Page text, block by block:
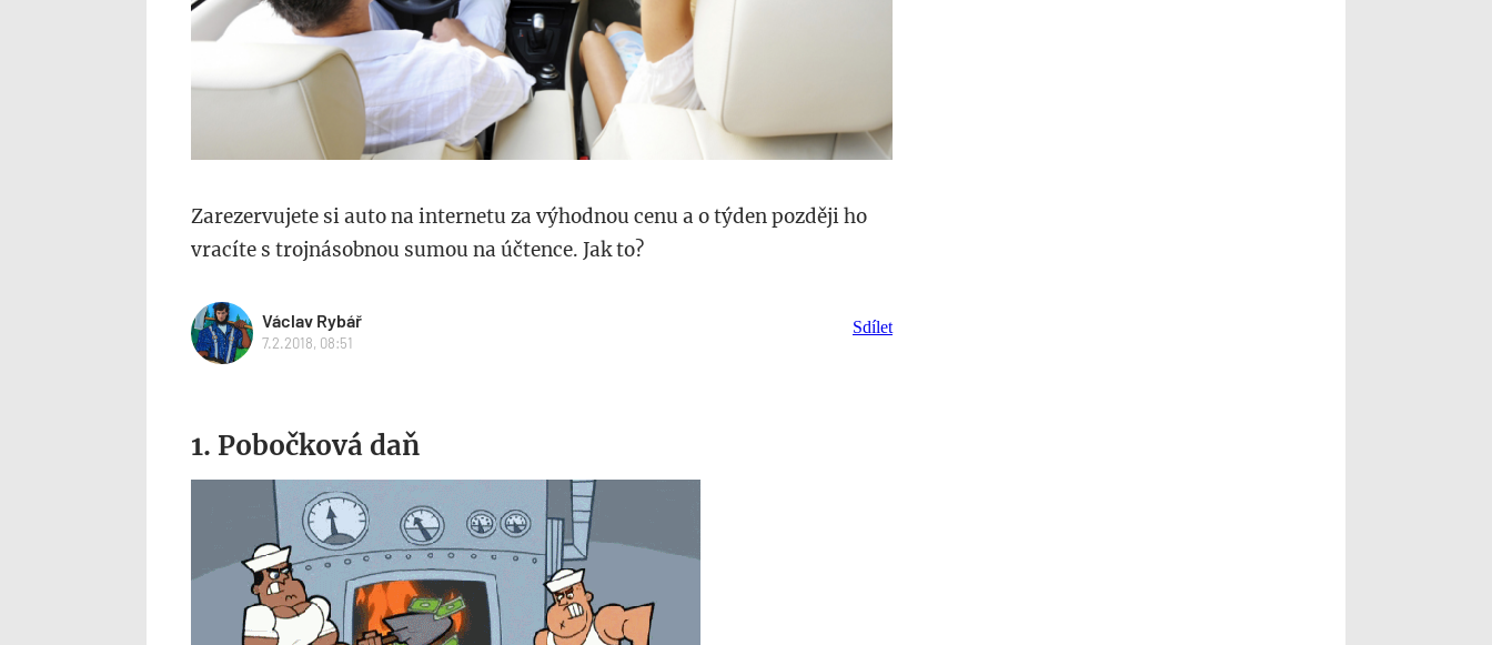
Zarezervujete si auto na internetu za výhodnou cenu a o týden později ho
vracíte s trojnásobnou sumou na účtence. Jak to?
Václav Rybář
7.2.2018, 08:51
Sdílet
1. Pobočková daň